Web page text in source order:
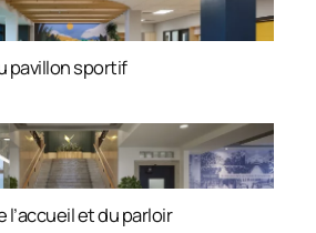
pavillon sportif
et du parloir